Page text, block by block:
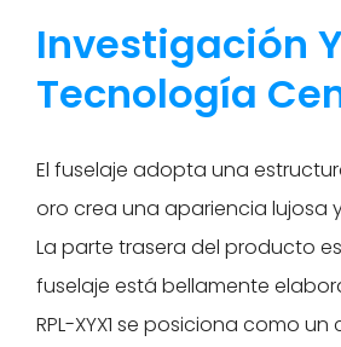
Investigación
Tecnología
El fuselaje adopta una
oro crea una apariencia lujosa
La parte trasera del producto
fuselaje está bellamente
RPL-XYX1 se posiciona como